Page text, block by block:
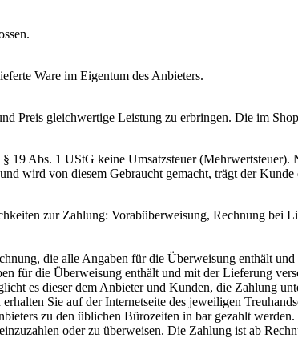
Ware im Eigentum des Anbieters.
Preis gleichwertige Leistung zu erbringen. Die im
19 Abs. 1 UStG keine Umsatzsteuer
wird von diesem Gebraucht gemacht, trägt der
zur Zahlung: Vorabüberweisung, Rechnung bei
die alle Angaben für die Überweisung enthält
für die Überweisung enthält und mit der Lieferung
es dieser dem Anbieter und Kunden, die Zahlung
Sie auf der Internetseite des jeweiligen
zu den üblichen Bürozeiten in bar gezahlt
oder zu überweisen. Die Zahlung ist ab